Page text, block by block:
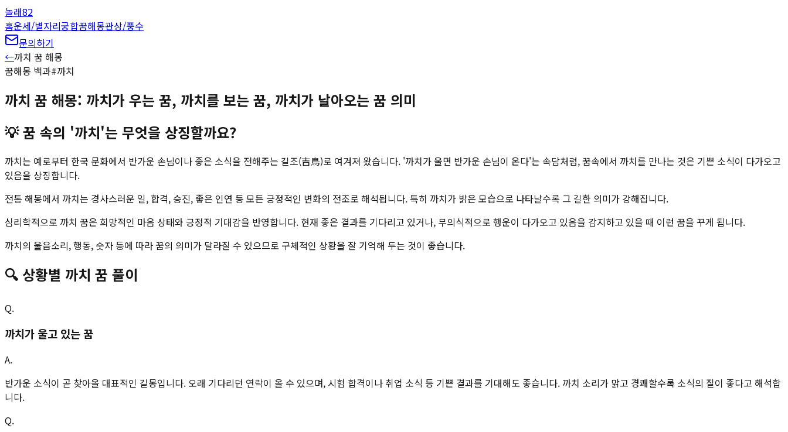
놀래82
홈운세/별자리궁합꿈해몽관상/풍수
문의하기
←까치 꿈 해몽
꿈해몽 백과#까치
까치 꿈 해몽: 까치가 우는 꿈, 까치를 보는 꿈, 까치가 날아오는 꿈 의미
💡꿈 속의 '까치'는 무엇을 상징할까요?
까치는 예로부터 한국 문화에서 반가운 손님이나 좋은 소식을 전해주는 길조(吉鳥)로 여겨져 왔습니다. '까치가 울면 반가운 손님이 온다'는 속담처럼, 꿈속에서 까치를 만나는 것은 기쁜 소식이 다가오고
있음을 상징합니다.
전통 해몽에서 까치는 경사스러운 일, 합격, 승진, 좋은 인연 등 모든 긍정적인 변화의 전조로 해석됩니다. 특히 까치가 밝은 모습으로 나타날수록 그 길한 의미가 강해집니다.
심리학적으로 까치 꿈은 희망적인 마음 상태와 긍정적 기대감을 반영합니다. 현재 좋은 결과를 기다리고 있거나, 무의식적으로 행운이 다가오고 있음을 감지하고 있을 때 이런 꿈을 꾸게 됩니다.
까치의 울음소리, 행동, 숫자 등에 따라 꿈의 의미가 달라질 수 있으므로 구체적인 상황을 잘 기억해 두는 것이 좋습니다.
🔍 상황별 까치 꿈 풀이
Q.
까치가 울고 있는 꿈
A.
반가운 소식이 곧 찾아올 대표적인 길몽입니다. 오래 기다리던 연락이 올 수 있으며, 시험 합격이나 취업 소식 등 기쁜 결과를 기대해도 좋습니다. 까치 소리가 맑고 경쾌할수록 소식의 질이 좋다고 해석합
니다.
Q.